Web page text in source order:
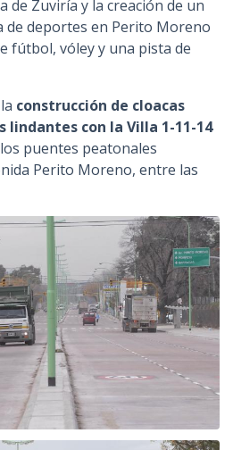
de Zuviría y la creación de un
de deportes en Perito Moreno
fútbol, vóley y una pista de
construcción de cloacas
con la Villa 1-11-14
puentes peatonales
Perito Moreno, entre las